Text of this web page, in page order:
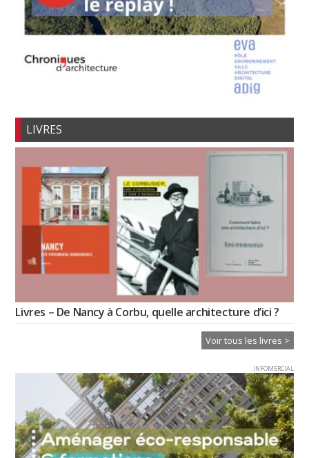
LIVRES
Livres – De Nancy à Corbu, quelle architecture d’ici ?
Voir tous les livres >
INFOMERCIAL